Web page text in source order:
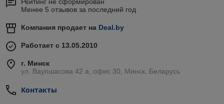
Рейтинг не сформирован
Менее 5 отзывов за последний год
Компания продает на Deal.by
Работает с 13.05.2010
г. Минск
ул. Ваупшасова 42 а, офис 30, Минск, Беларусь
Контакты